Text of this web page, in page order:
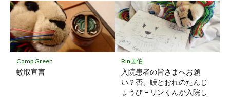
マ
ー
ク
に
保
Camp Green
蚊取宣言
Rin画伯
入院患者の皆さまへお願
い？否、鰻とおれのたんじ
ょうび – リンくんが入院し